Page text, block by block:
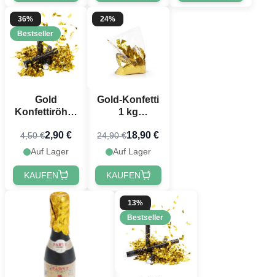
36%
Bestseller
Gold
Konfettiröhre
PartyVikings -
Metallic
Wasserfest
4,50 €2,90 €
Auf Lager
KAUFEN
24%
Gold-Konfetti
1 kg
rechteckig
24,90 €18,90 €
Auf Lager
KAUFEN
13%
Bestseller